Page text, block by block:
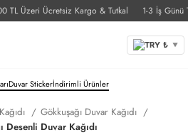
Üzeri Ücretsiz Kargo & Tutkal 1-3 İş Günü
TRY ₺ ▼
Duvar Stickerİndirimli Ürünler
Gökkuşağı Duvar Kağıdı
Desenli Duvar Kağıdı